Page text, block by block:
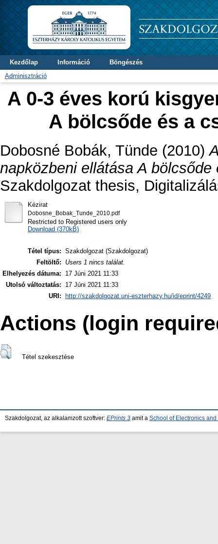
Kezdőlap Információ
Böngészés
Adminisztráció
A 0-3 éves korú
A bölcsőde és a
Dobosné Bobák, Tünde (2010)
napközbeni ellátása A
Szakdolgozat thesis,
Kézirat
Dobosne_Bobak_Tunde_2010.pdf
Restricted to Registered users only
Download (370kB)
Tétel típus: Szakdolgozat (Szakdolgozat)
Feltöltő:
Users 1 nincs találat.
Elhelyezés dátuma:
17 Júni 2021 11:33
Utolsó változtatás:
17 Júni 2021 11:33
URI:
http://szakdolgozat.uni-eszterhazy.hu/id/eprint/4249
Actions (login
Tétel szekesztése
Szakdolgozat, az alkalamzott szoftver: EPrints 3 amit a School of Electronics